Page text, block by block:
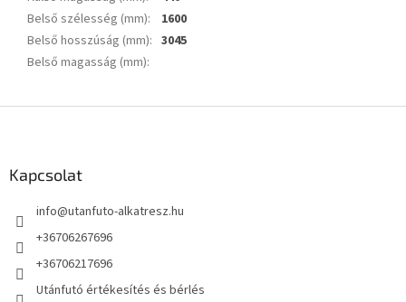
Belső szélesség (mm):
1600
Belső hosszúság (mm): 3045
Belső magasság (mm):
Kapcsolat
info@utanfuto-alkatresz.hu
+36706267696
+36706217696
Utánfutó értékesítés és bérlés